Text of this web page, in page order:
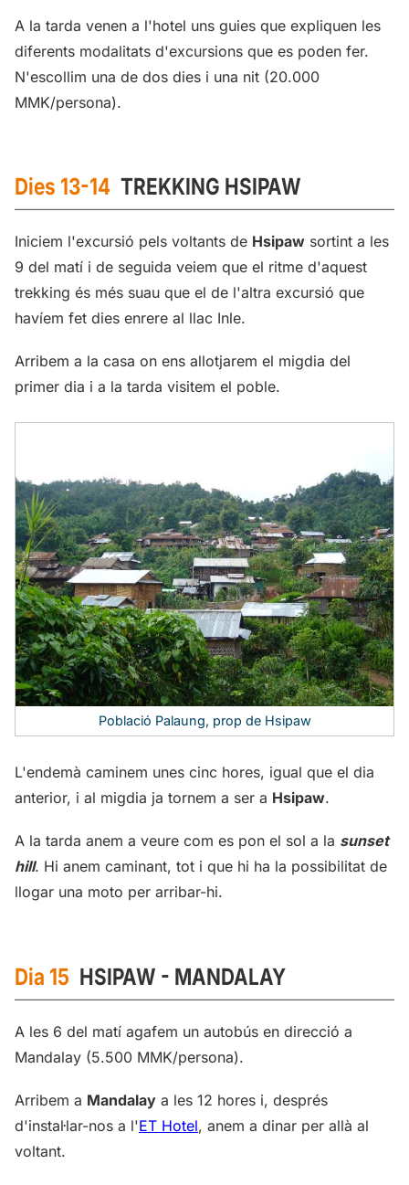
A la tarda venen a l'hotel uns guies que expliquen les
diferents modalitats d'excursions que es poden fer.
N'escollim una de dos dies i una nit (20.000
MMK/persona).
Dies 13-14 TREKKING HSIPAW
Iniciem l'excursió pels voltants de Hsipaw sortint a les
9 del matí i de seguida veiem que el ritme d'aquest
trekking és més suau que el de l'altra excursió que
havíem fet dies enrere al llac Inle.
Arribem a la casa on ens allotjarem el migdia del
primer dia i a la tarda visitem el poble.
Població Palaung, prop de Hsipaw
L'endemà caminem unes cinc hores, igual que el dia
anterior, i al migdia ja tornem a ser a Hsipaw.
A la tarda anem a veure com es pon el sol a la sunset
hill. Hi anem caminant, tot i que hi ha la possibilitat de
llogar una moto per arribar-hi.
Dia 15 HSIPAW - MANDALAY
A les 6 del matí agafem un autobús en direcció a
Mandalay (5.500 MMK/persona).
Arribem a Mandalay a les 12 hores i, després
d'instal·lar-nos a l'ET Hotel, anem a dinar per allà al
voltant.